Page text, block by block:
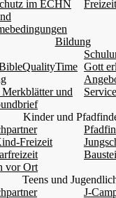
im ECHN
Bildung
Gott
Merkblätter und
Kinder und
Freizeit
vor Ort
Teens und
J-